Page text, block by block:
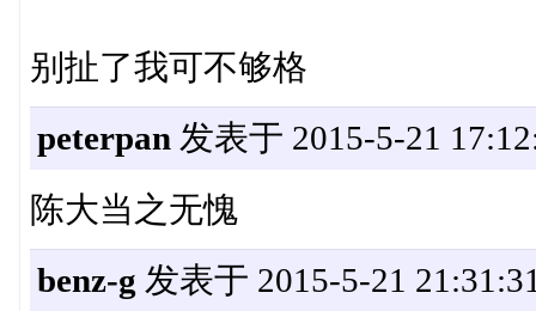
别扯了我可不够格
peterpan 发表于 2015-5-21
陈大当之无愧
benz-g 发表于 2015-5-21